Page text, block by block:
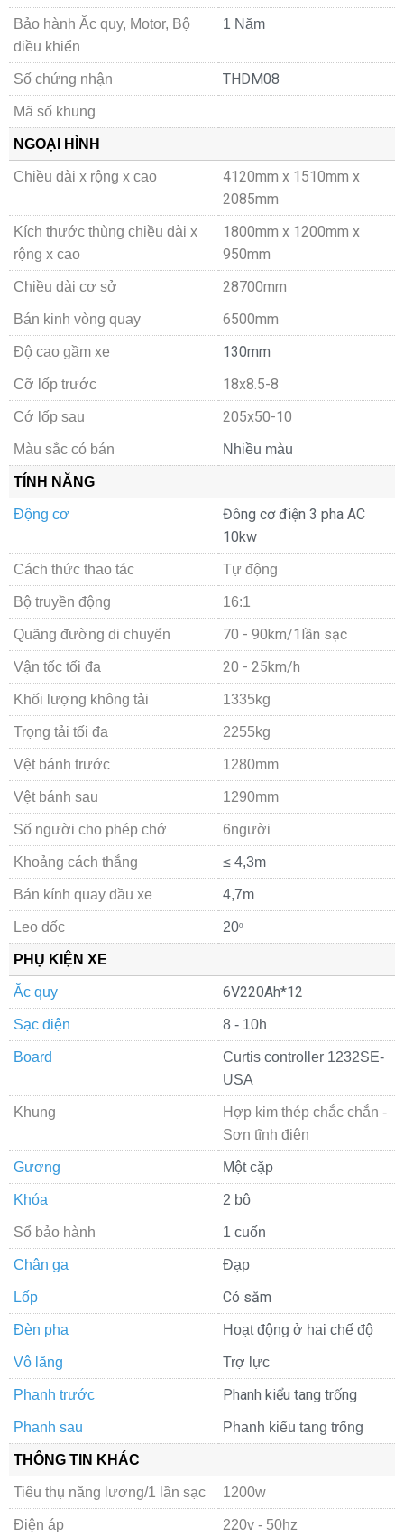
Bảo hành Ăc quy, Motor, Bộ
điều khiển
1 Năm
Số chứng nhận THDM08
Mã số khung
NGOẠI HÌNH
Chiều dài x rộng x cao
4120mm x 1510mm x
2085mm
Kích thước thùng chiều dài x
rộng x cao
1800mm x 1200mm x
950mm
Chiều dài cơ sở 28700mm
Bán kinh vòng quay 6500mm
Độ cao gầm xe 130mm
Cỡ lốp trước 18x8.5-8
Cớ lốp sau 205x50-10
Màu sắc có bán Nhiều màu
TÍNH NĂNG
Động cơ
Đông cơ điện 3 pha AC
10kw
Cách thức thao tác Tự động
Bộ truyền động 16:1
Quãng đường di chuyển 70 - 90km/1lần sạc
Vận tốc tối đa 20 - 25km/h
Khối lượng không tải 1335kg
Trọng tải tối đa 2255kg
Vệt bánh trước 1280mm
Vệt bánh sau 1290mm
Số người cho phép chớ 6người
Khoảng cách thắng ≤ 4,3m
Bán kính quay đầu xe 4,7m
Leo dốc 200
PHỤ KIỆN XE
Ắc quy 6V220Ah*12
Sạc điện 8 - 10h
Board
Curtis controller 1232SE-
USA
Khung
Hợp kim thép chắc chắn -
Sơn tĩnh điện
Gương Một cặp
Khóa 2 bộ
Sổ bảo hành 1 cuốn
Chân ga Đạp
Lốp Có săm
Đèn pha Hoạt động ở hai chế độ
Vô lăng Trợ lực
Phanh trước Phanh kiểu tang trống
Phanh sau Phanh kiểu tang trống
THÔNG TIN KHÁC
Tiêu thụ năng lương/1 lần sạc 1200w
Điện áp 220v - 50hz